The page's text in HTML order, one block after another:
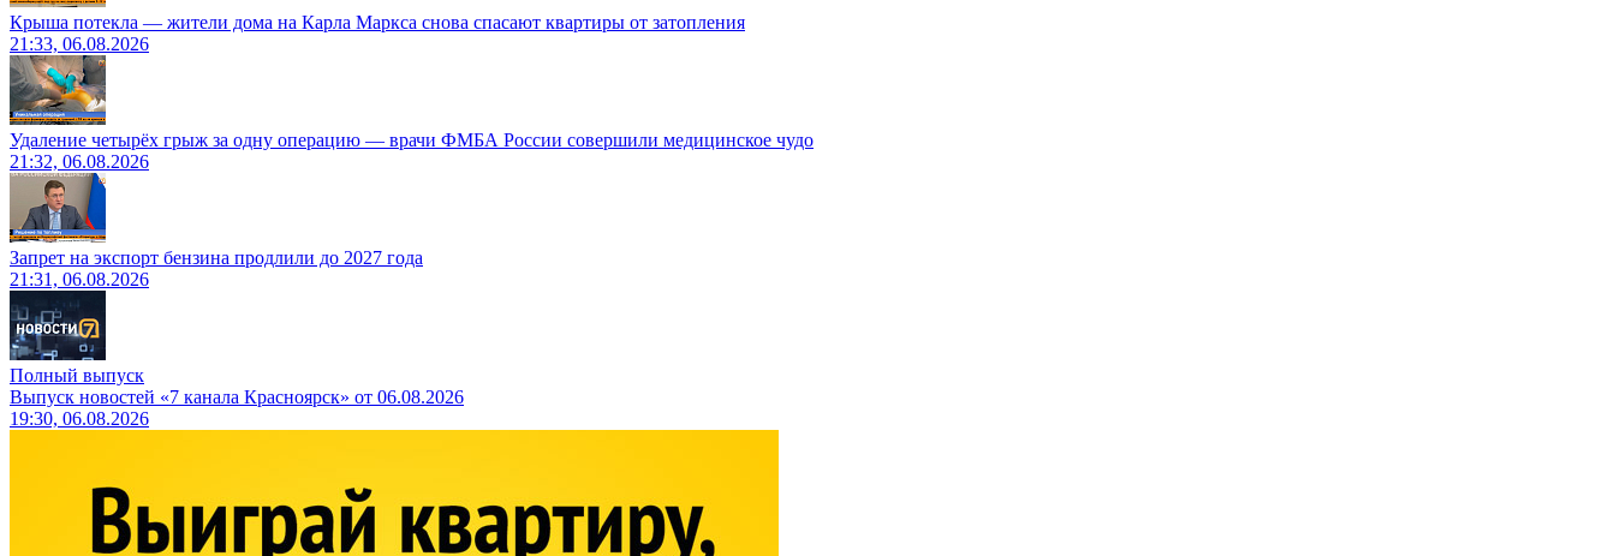
Крыша потекла — жители дома на Карла Маркса снова спасают квартиры от затопления
21:33, 06.08.2026
Удаление четырёх грыж за одну операцию — врачи ФМБА России совершили медицинское чудо
21:32, 06.08.2026
Запрет на экспорт бензина продлили до 2027 года
21:31, 06.08.2026
Полный выпуск
Выпуск новостей «7 канала Красноярск» от 06.08.2026
19:30, 06.08.2026